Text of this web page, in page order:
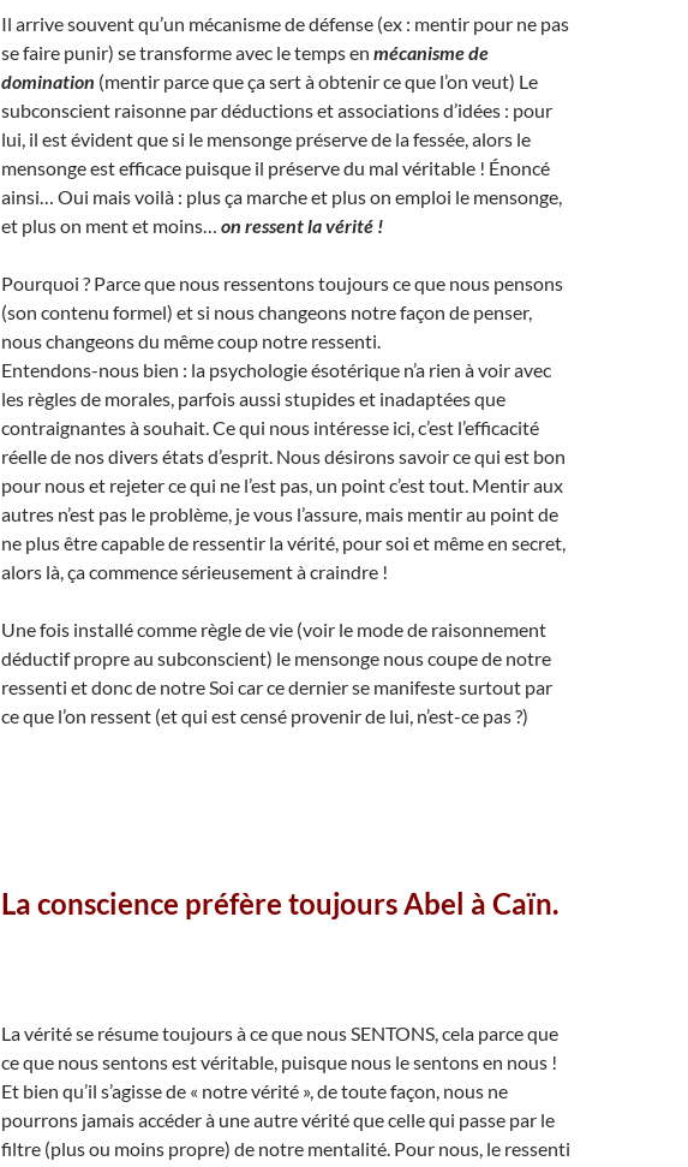
Il arrive souvent qu’un mécanisme de défense (ex : mentir pour ne pas
se faire punir) se transforme avec le temps en mécanisme de
domination (mentir parce que ça sert à obtenir ce que l’on veut) Le
subconscient raisonne par déductions et associations d’idées : pour
lui, il est évident que si le mensonge préserve de la fessée, alors le
mensonge est efficace puisque il préserve du mal véritable ! Énoncé
ainsi… Oui mais voilà : plus ça marche et plus on emploi le mensonge,
et plus on ment et moins… on ressent la vérité !
Pourquoi ? Parce que nous ressentons toujours ce que nous pensons
(son contenu formel) et si nous changeons notre façon de penser,
nous changeons du même coup notre ressenti.
Entendons-nous bien : la psychologie ésotérique n’a rien à voir avec
les règles de morales, parfois aussi stupides et inadaptées que
contraignantes à souhait. Ce qui nous intéresse ici, c’est l’efficacité
réelle de nos divers états d’esprit. Nous désirons savoir ce qui est bon
pour nous et rejeter ce qui ne l’est pas, un point c’est tout. Mentir aux
autres n’est pas le problème, je vous l’assure, mais mentir au point de
ne plus être capable de ressentir la vérité, pour soi et même en secret,
alors là, ça commence sérieusement à craindre !
Une fois installé comme règle de vie (voir le mode de raisonnement
déductif propre au subconscient) le mensonge nous coupe de notre
ressenti et donc de notre Soi car ce dernier se manifeste surtout par
ce que l’on ressent (et qui est censé provenir de lui, n’est-ce pas ?)
La conscience préfère toujours Abel à Caïn.
La vérité se résume toujours à ce que nous SENTONS, cela parce que
ce que nous sentons est véritable, puisque nous le sentons en nous !
Et bien qu’il s’agisse de « notre vérité », de toute façon, nous ne
pourrons jamais accéder à une autre vérité que celle qui passe par le
filtre (plus ou moins propre) de notre mentalité. Pour nous, le ressenti